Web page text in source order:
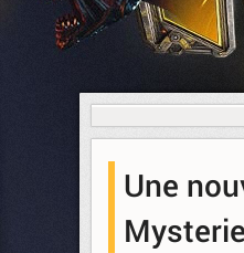
Une